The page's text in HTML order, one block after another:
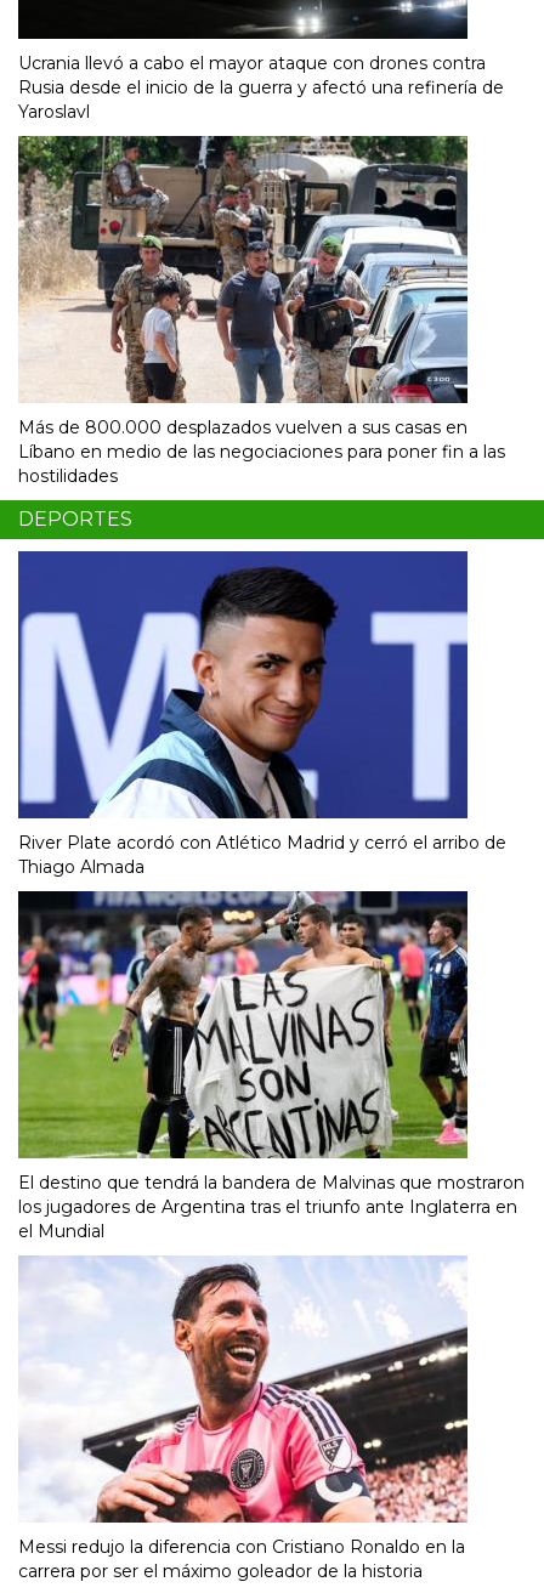
Ucrania llevó a cabo el mayor ataque con drones contra
Rusia desde el inicio de la guerra y afectó una refinería de
Yaroslavl
Más de 800.000 desplazados vuelven a sus casas en
Líbano en medio de las negociaciones para poner fin a las
hostilidades
DEPORTES
River Plate acordó con Atlético Madrid y cerró el arribo de
Thiago Almada
El destino que tendrá la bandera de Malvinas que mostraron
los jugadores de Argentina tras el triunfo ante Inglaterra en
el Mundial
Messi redujo la diferencia con Cristiano Ronaldo en la
carrera por ser el máximo goleador de la historia